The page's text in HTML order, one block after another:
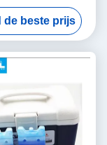
Vlees Koeling Ijspak
Buitengebruik
Koeler
Ventilator
de beste prijs